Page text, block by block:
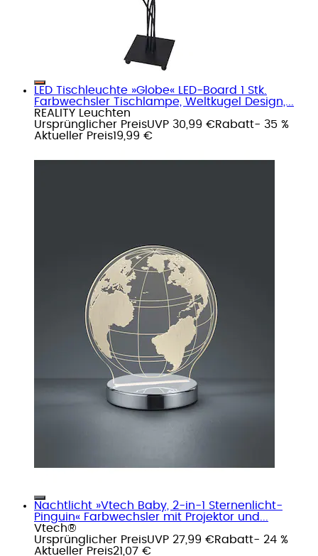
LED Tischleuchte »Globe« LED-Board 1 Stk.
Farbwechsler Tischlampe, Weltkugel Design,...
REALITY Leuchten
Ursprünglicher PreisUVP 30,99 €Rabatt- 35 %
Aktueller Preis19,99 €
Nachtlicht »Vtech Baby, 2-in-1 Sternenlicht-
Pinguin« Farbwechsler mit Projektor und...
Vtech®
Ursprünglicher PreisUVP 27,99 €Rabatt- 24 %
Aktueller Preis21,07 €